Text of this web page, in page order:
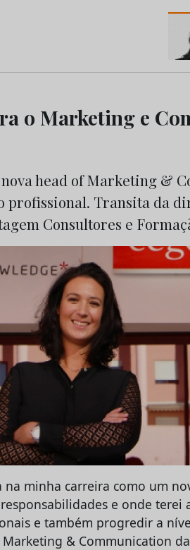
e da Publicidade
o Marketing e
head of Marketing &
profissional. Transita da
Consultores e
na minha carreira como um
e onde
e também progredir a
& Communication da